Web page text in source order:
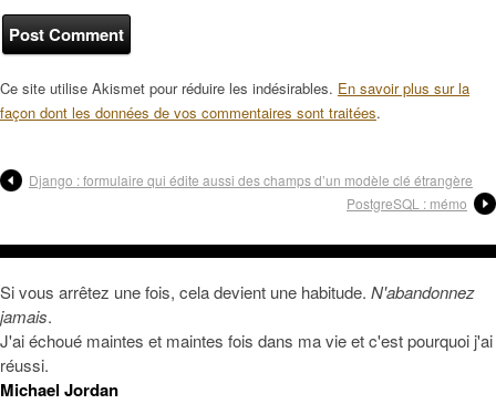
Ce site utilise Akismet pour réduire les indésirables. En savoir plus sur la
façon dont les données de vos commentaires sont traitées.
Django : formulaire qui édite aussi des champs d’un modèle clé étrangère
PostgreSQL : mémo
Si vous arrêtez une fois, cela devient une habitude. N'abandonnez
jamais.
J'ai échoué maintes et maintes fois dans ma vie et c'est pourquoi j'ai
réussi.
Michael Jordan